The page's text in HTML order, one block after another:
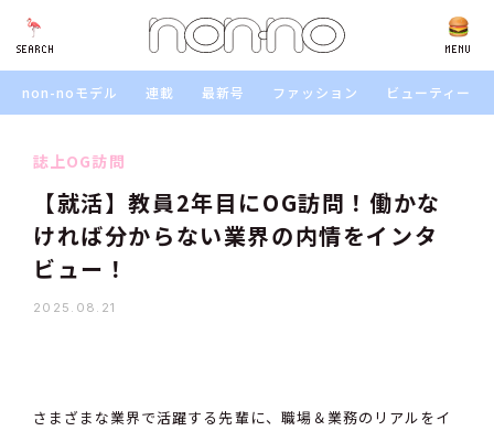
SEARCH MENU
SEARCH
non-noモデル 連載 最新号 ファッション ビューティー
誌上OG訪問
【就活】教員2年目にOG訪問！働かな
ければ分からない業界の内情をインタ
ビュー！
2025.08.21
さまざまな業界で活躍する先輩に、職場＆業務のリアルをイ